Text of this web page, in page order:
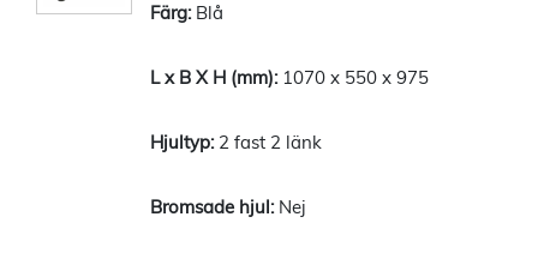
Blå
1070 x 550 x 975
2 fast 2 länk
Nej